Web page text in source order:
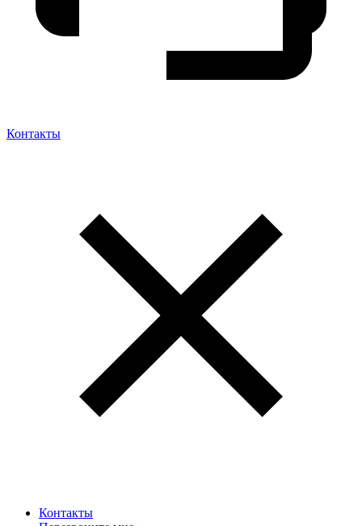
Контакты
Контакты